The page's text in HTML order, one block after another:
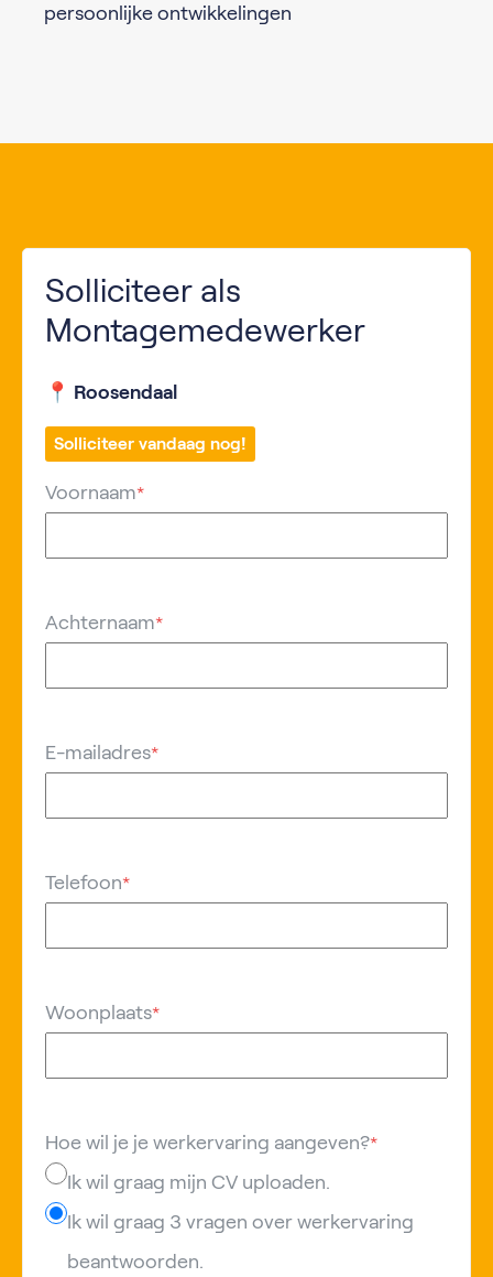
persoonlijke ontwikkelingen
Solliciteer als
Montagemedewerker
📍 Roosendaal
Solliciteer vandaag nog!
Voornaam*
Achternaam*
E-mailadres*
Telefoon*
Woonplaats*
Hoe wil je je werkervaring aangeven?*
Ik wil graag mijn CV uploaden.
Ik wil graag 3 vragen over werkervaring
beantwoorden.